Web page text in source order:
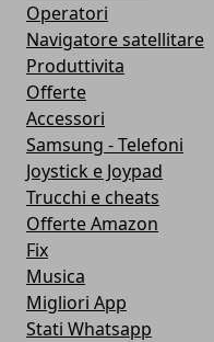
Operatori
Navigatore satellitare
Produttivita
Offerte
Accessori
Samsung - Telefoni
Joystick e Joypad
Trucchi e cheats
Offerte Amazon
Fix
Musica
Migliori App
Stati Whatsapp